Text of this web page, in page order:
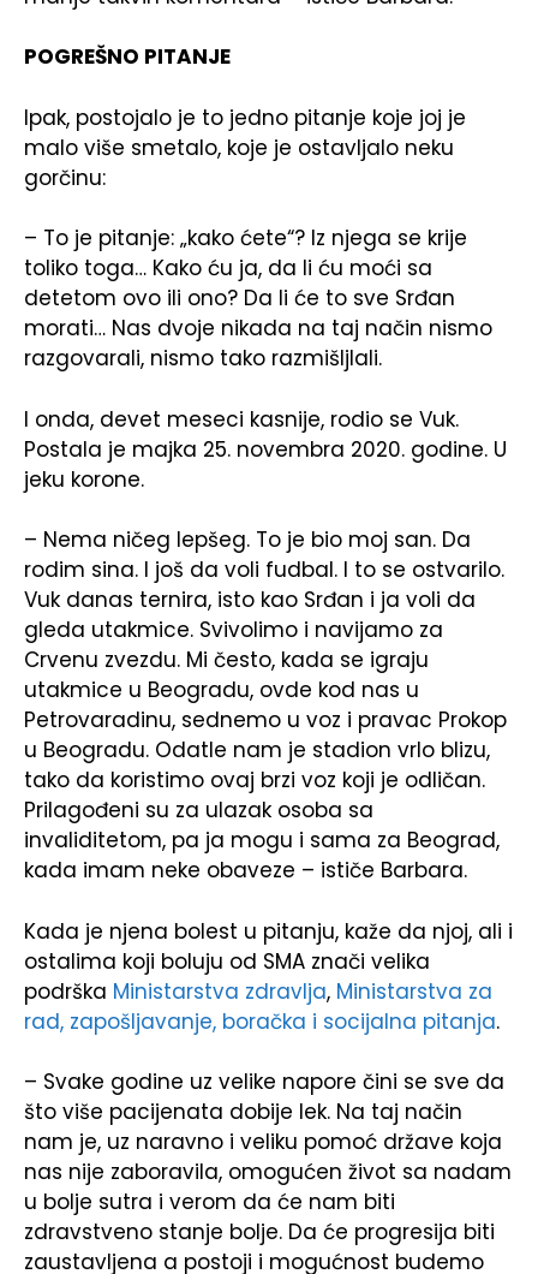
POGREŠNO PITANJE
Ipak, postojalo je to jedno pitanje koje joj je
malo više smetalo, koje je ostavljalo neku
gorčinu:
– To je pitanje: „kako ćete“? Iz njega se krije
toliko toga… Kako ću ja, da li ću moći sa
detetom ovo ili ono? Da li će to sve Srđan
morati… Nas dvoje nikada na taj način nismo
razgovarali, nismo tako razmišljlali.
I onda, devet meseci kasnije, rodio se Vuk.
Postala je majka 25. novembra 2020. godine. U
jeku korone.
– Nema ničeg lepšeg. To je bio moj san. Da
rodim sina. I još da voli fudbal. I to se ostvarilo.
Vuk danas ternira, isto kao Srđan i ja voli da
gleda utakmice. Svivolimo i navijamo za
Crvenu zvezdu. Mi često, kada se igraju
utakmice u Beogradu, ovde kod nas u
Petrovaradinu, sednemo u voz i pravac Prokop
u Beogradu. Odatle nam je stadion vrlo blizu,
tako da koristimo ovaj brzi voz koji je odličan.
Prilagođeni su za ulazak osoba sa
invaliditetom, pa ja mogu i sama za Beograd,
kada imam neke obaveze – ističe Barbara.
Kada je njena bolest u pitanju, kaže da njoj, ali i
ostalima koji boluju od SMA znači velika
podrška Ministarstva zdravlja, Ministarstva za
rad, zapošljavanje, boračka i socijalna pitanja.
– Svake godine uz velike napore čini se sve da
što više pacijenata dobije lek. Na taj način
nam je, uz naravno i veliku pomoć države koja
nas nije zaboravila, omogućen život sa nadam
u bolje sutra i verom da će nam biti
zdravstveno stanje bolje. Da će progresija biti
zaustavljena a postoji i mogućnost budemo